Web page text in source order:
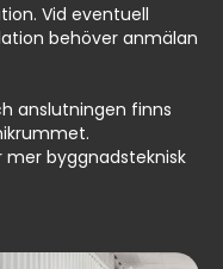
Vid eventuell
behöver anmälan
anslutningen finns
byggnadsteknisk